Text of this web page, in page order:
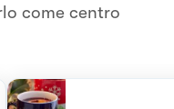
come centro